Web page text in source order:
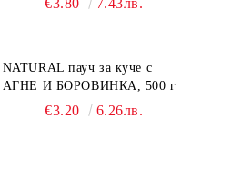
€3.80 7.43лв.
NATURAL пауч за куче с
АГНЕ И БОРОВИНКА, 500 г
€3.20 6.26лв.